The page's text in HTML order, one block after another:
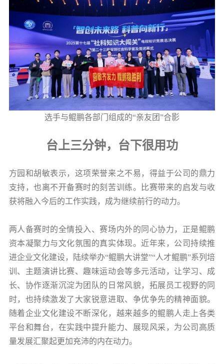
选手与鲲鹏各部门组成的“亲友团”合影
台上三分钟，台下很用功
方园和胡敏表示，这项荣誉来之不易，得益于公司的鼎力
支持，也离不开备赛时的刻苦训练。比赛带来的启发与收
获将融入今后的工作实践，成为继续前行的动力。
两人备赛时的全情投入、赛场内外的同心协力，正是鲲鹏
资本凝聚力与文化氛围的真实体现。近年来，公司持续推
进企业文化建设，陆续举办“鲲鹏大讲堂”“人才鲲鹏”系列培
训、主题演讲比赛、趣味运动会等多元活动，让学习、成
长、协作逐渐沉淀为团队的日常风貌，拓展员工视野的同
时，也持续激发了大家锐意进取、争优争先的精神面貌。
随着企业文化建设不断深化，越来越多的鲲鹏人走上各类
平台和舞台，在实践中提升能力、展现风采，为公司高质
量发展汇聚起更加充沛的内在动力。